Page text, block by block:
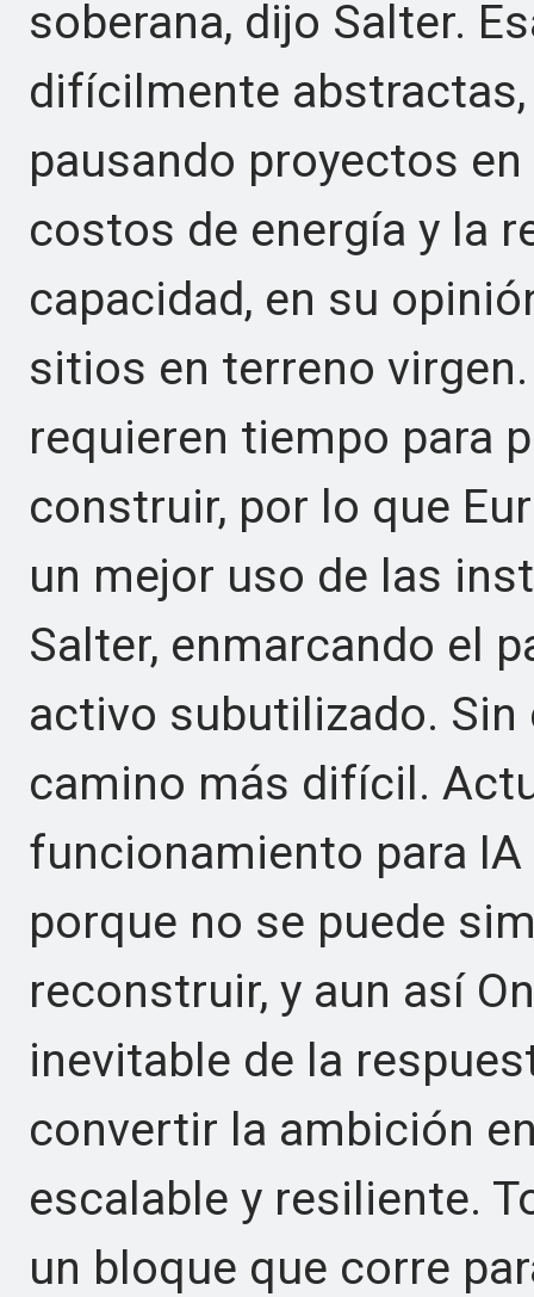
soberana, dijo Salter.
difícilmente
pausando proyectos
costos de energía y la
capacidad, en su
sitios en terreno
requieren tiempo para
construir, por lo que
un mejor uso de las
Salter, enmarcando el
activo subutilizado. Sin
camino más difícil.
funcionamiento para
porque no se puede
reconstruir, y aun así
inevitable de la
convertir la ambición
escalable y resiliente.
un bloque que corre